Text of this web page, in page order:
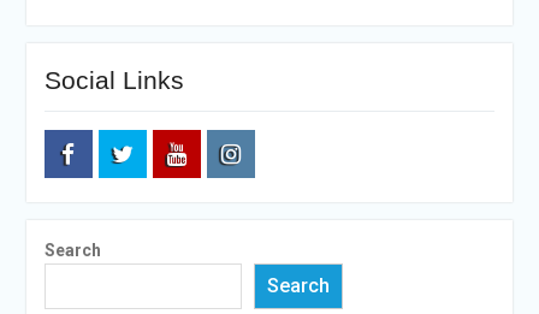
Social Links
Search
Search